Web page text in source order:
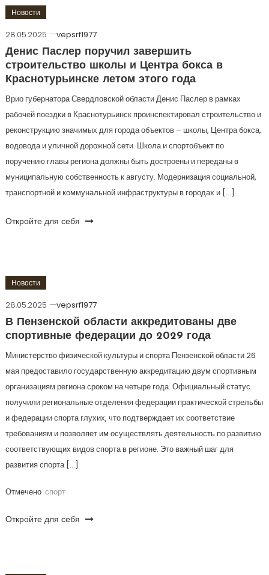
Новости
28.05.2025
vepsrf1977
Денис Паслер поручил завершить
строительство школы и Центра бокса в
Краснотурьинске летом этого года
Врио губернатора Свердловской области Денис Паслер в рамках
рабочей поездки в Краснотурьинск проинспектировал строительство и
реконструкцию значимых для города объектов – школы, Центра бокса,
водовода и уличной дорожной сети. Школа и спортобъект по
поручению главы региона должны быть достроены и переданы в
муниципальную собственность к августу. Модернизация социальной,
транспортной и коммунальной инфраструктуры в городах и […]
Откройте для себя
Новости
28.05.2025
vepsrf1977
В Пензенской области аккредитованы две
спортивные федерации до 2029 года
Министерство физической культуры и спорта Пензенской области 26
мая предоставило государственную аккредитацию двум спортивным
организациям региона сроком на четыре года. Официальный статус
получили региональные отделения федерации практической стрельбы
и федерации спорта глухих, что подтверждает их соответствие
требованиям и позволяет им осуществлять деятельность по развитию
соответствующих видов спорта в регионе. Это важный шаг для
развития спорта […]
Отмечено спорт
Откройте для себя